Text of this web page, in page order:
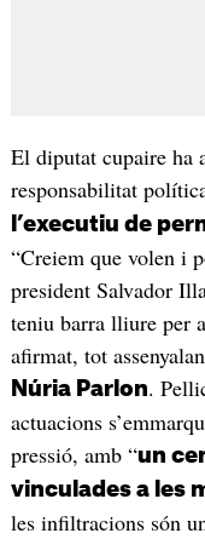
El diputat cupaire ha
responsabilitat
l’executiu de
“Creiem que volen i
president Salvador
teniu barra lliure per
afirmat, tot
Núria Parlon.
actuacions
pressió, amb “un
vinculades a les
les infiltracions són